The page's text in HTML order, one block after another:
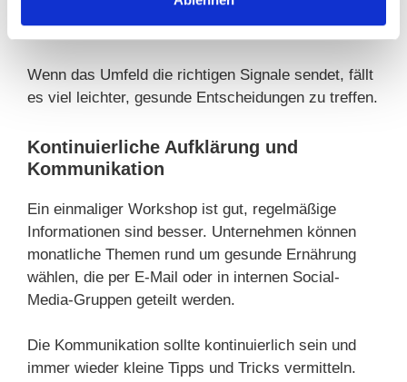
oder die Mitarbeiter per Newsletter regelmäßig an
gesunde Ernährung erinnern?
Wenn das Umfeld die richtigen Signale sendet, fällt
es viel leichter, gesunde Entscheidungen zu treffen.
Kontinuierliche Aufklärung und
Kommunikation
Ein einmaliger Workshop ist gut, regelmäßige
Informationen sind besser. Unternehmen können
monatliche Themen rund um gesunde Ernährung
wählen, die per E-Mail oder in internen Social-
Media-Gruppen geteilt werden.
Die Kommunikation sollte kontinuierlich sein und
immer wieder kleine Tipps und Tricks vermitteln.